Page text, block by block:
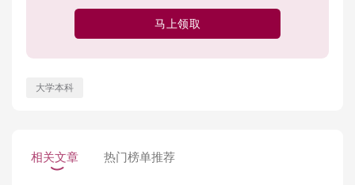
马上领取
大学本科
相关文章 热门榜单推荐